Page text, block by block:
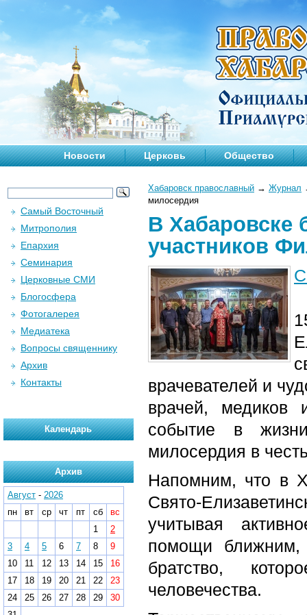
Новости Церковь Общество
Хабаровск православный → Журнал
милосердия
В
участников
врачевателей и
врачей, медиков
событие в
милосердия в
Напомним, что в
Свято-
учитывая
помощи ближним,
братство,
человечества.
Самый Восточный
Митрополия
Епархия
Семинария
Церковные СМИ
Блогосфера
Фотогалерея
Медиатека
Вопросы священнику
Архив
Контакты
Календарь
Архив
Август - 2026
пн
вт ср чт пт сб
вс
1
2
3
4 5 6 7 8
9
10
11 12 13 14 15
16
17
18 19 20 21 22
23
24
25 26 27 28 29
30